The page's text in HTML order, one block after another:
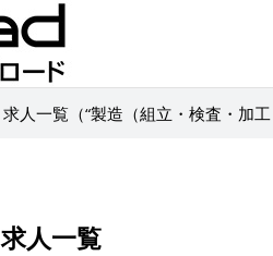
求人一覧（“製造（組立・検査・加
求人一覧